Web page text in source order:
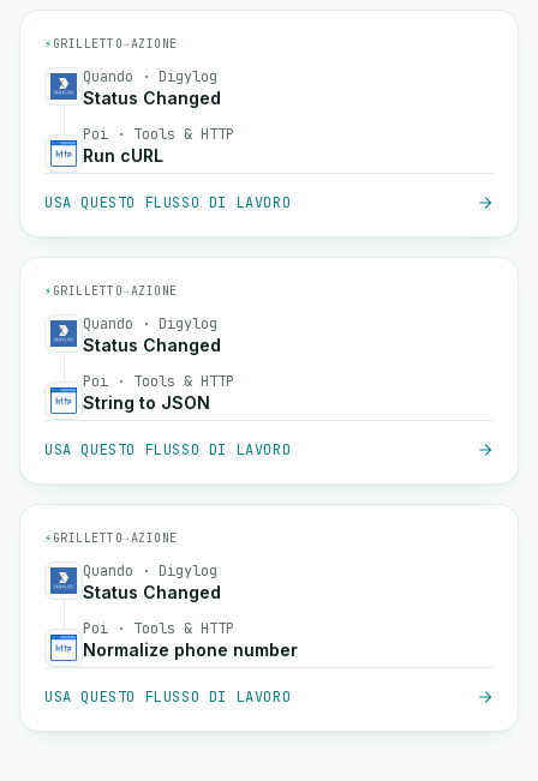
⚡ GRILLETTO→AZIONE
Quando · Digylog
Status Changed
Poi · Tools & HTTP
Run cURL
USA QUESTO FLUSSO DI LAVORO
⚡ GRILLETTO→AZIONE
Quando · Digylog
Status Changed
Poi · Tools & HTTP
String to JSON
USA QUESTO FLUSSO DI LAVORO
⚡ GRILLETTO→AZIONE
Quando · Digylog
Status Changed
Poi · Tools & HTTP
Normalize phone number
USA QUESTO FLUSSO DI LAVORO